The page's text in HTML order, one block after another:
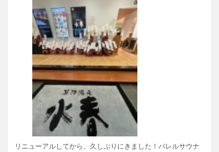
リニューアルしてから、久しぶりにきました！バレルサウナ